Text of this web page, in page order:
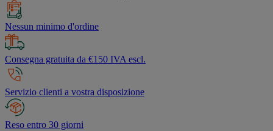
Nessun minimo d'ordine
Consegna gratuita da €150 IVA escl.
Servizio clienti a vostra disposizione
Reso entro 30 giorni